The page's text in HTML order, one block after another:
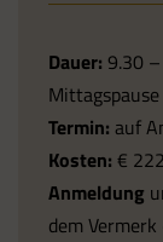
Dauer: 9.30
Mittagspause
Termin: auf
Kosten: €
Anmeldung
dem